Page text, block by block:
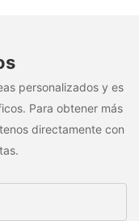
personalizados y es
Para obtener más
directamente con